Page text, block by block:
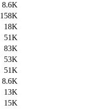
8.6K
158K
18K
51K
83K
53K
51K
8.6K
13K
15K